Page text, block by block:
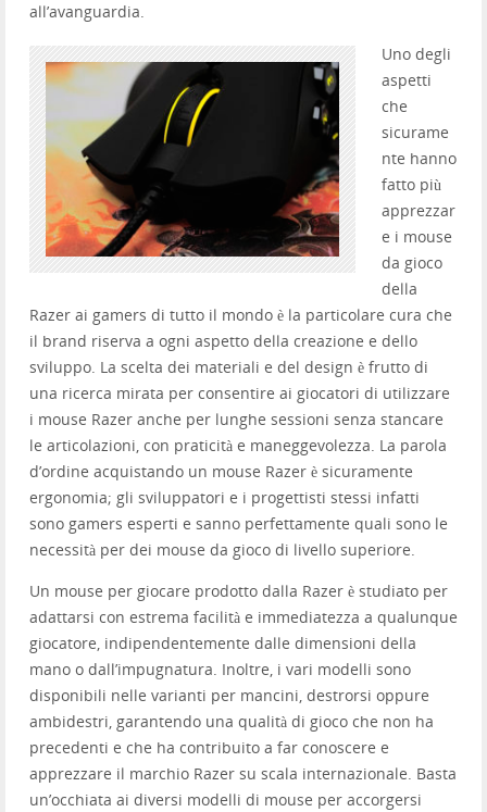
all’avanguardia.
Uno degli
aspetti
che
sicurame
nte hanno
fatto più
apprezzar
e i mouse
da gioco
della
Razer ai gamers di tutto il mondo è la particolare cura che
il brand riserva a ogni aspetto della creazione e dello
sviluppo. La scelta dei materiali e del design è frutto di
una ricerca mirata per consentire ai giocatori di utilizzare
i mouse Razer anche per lunghe sessioni senza stancare
le articolazioni, con praticità e maneggevolezza. La parola
d’ordine acquistando un mouse Razer è sicuramente
ergonomia; gli sviluppatori e i progettisti stessi infatti
sono gamers esperti e sanno perfettamente quali sono le
necessità per dei mouse da gioco di livello superiore.
Un mouse per giocare prodotto dalla Razer è studiato per
adattarsi con estrema facilità e immediatezza a qualunque
giocatore, indipendentemente dalle dimensioni della
mano o dall’impugnatura. Inoltre, i vari modelli sono
disponibili nelle varianti per mancini, destrorsi oppure
ambidestri, garantendo una qualità di gioco che non ha
precedenti e che ha contribuito a far conoscere e
apprezzare il marchio Razer su scala internazionale. Basta
un’occhiata ai diversi modelli di mouse per accorgersi